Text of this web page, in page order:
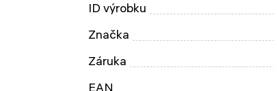
ID výrobku
Značka
Záruka
EAN